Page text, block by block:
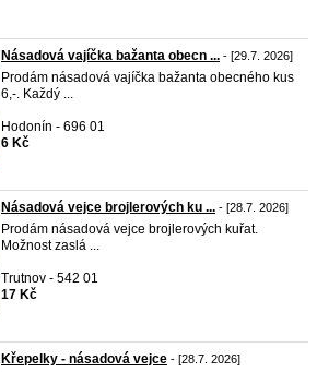
Násadová vajíčka bažanta obecn ... - [29.7. 2026]
Prodám násadová vajíčka bažanta obecného kus
6,-. Každý ...
Hodonín - 696 01
6 Kč
Násadová vejce brojlerových ku ... - [28.7. 2026]
Prodám násadová vejce brojlerových kuřat.
Možnost zaslá ...
Trutnov - 542 01
17 Kč
Křepelky - násadová vejce - [28.7. 2026]